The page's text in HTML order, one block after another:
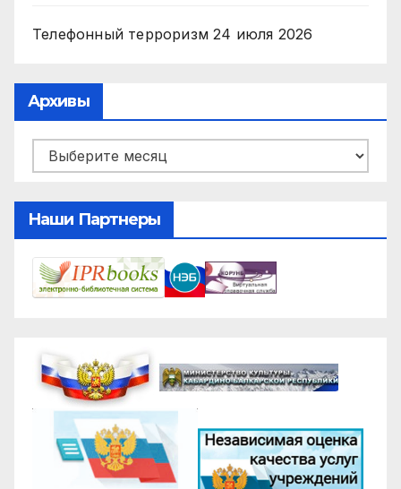
Телефонный терроризм 24 июля 2026
Архивы
Архивы
Наши Партнеры